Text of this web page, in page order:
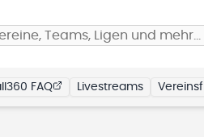
Teams, Ligen und mehr…
FAQ Livestreams